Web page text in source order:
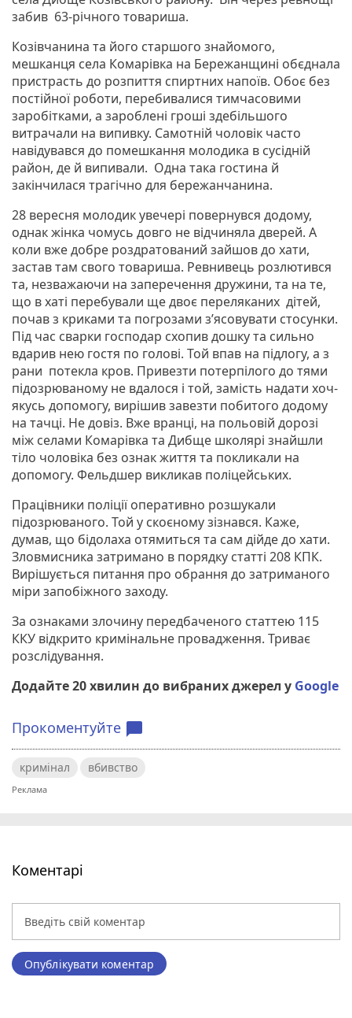
забив 63-річного товариша.
Козівчанина та його старшого знайомого,
мешканця села Комарівка на Бережанщині обєднала
пристрасть до розпиття спиртних напоїв. Обоє без
постійної роботи, перебивалися тимчасовими
заробітками, а зароблені гроші здебільшого
витрачали на випивку. Самотній чоловік часто
навідувався до помешкання молодика в сусідній
район, де й випивали. Одна така гостина й
закінчилася трагічно для бережанчанина.
28 вересня молодик увечері повернувся додому,
однак жінка чомусь довго не відчиняла дверей. А
коли вже добре роздратований зайшов до хати,
застав там свого товариша. Ревнивець розлютився
та, незважаючи на заперечення дружини, та на те,
що в хаті перебували ще двоє переляканих дітей,
почав з криками та погрозами з’ясовувати стосунки.
Під час сварки господар схопив дошку та сильно
вдарив нею гостя по голові. Той впав на підлогу, а з
рани потекла кров. Привезти потерпілого до тями
підозрюваному не вдалося і той, замість надати хоч-
якусь допомогу, вирішив завезти побитого додому
на тачці. Не довіз. Вже вранці, на польовій дорозі
між селами Комарівка та Дибще школярі знайшли
тіло чоловіка без ознак життя та покликали на
допомогу. Фельдшер викликав поліцейських.
Працівники поліції оперативно розшукали
підозрюваного. Той у скоєному зізнався. Каже,
думав, що бідолаха отямиться та сам дійде до хати.
Зловмисника затримано в порядку статті 208 КПК.
Вирішується питання про обрання до затриманого
міри запобіжного заходу.
За ознаками злочину передбаченого статтею 115
ККУ відкрито кримінальне провадження. Триває
розслідування.
Додайте 20 хвилин до вибраних джерел у Google
Прокоментуйте chat_bubble
кримінал вбивство
Коментарі
Опублікувати коментар